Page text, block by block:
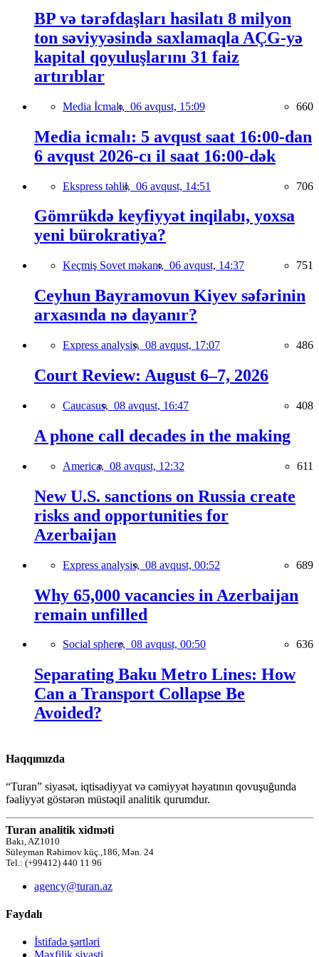
BP və tərəfdaşları hasilatı 8 milyon
ton səviyyəsində saxlamaqla AÇG-yə
kapital qoyuluşlarını 31 faiz
artırıblar
Media İcmalı, 06 avqust, 15:09 660
Media icmalı: 5 avqust saat 16:00-dan
6 avqust 2026-cı il saat 16:00-dək
Ekspress təhlil, 06 avqust, 14:51 706
Gömrükdə keyfiyyət inqilabı, yoxsa
yeni bürokratiya?
Keçmiş Sovet məkanı, 06 avqust, 14:37 751
Ceyhun Bayramovun Kiyev səfərinin
arxasında nə dayanır?
Express analysis, 08 avqust, 17:07 486
Court Review: August 6–7, 2026
Caucasus, 08 avqust, 16:47 408
A phone call decades in the making
America, 08 avqust, 12:32 611
New U.S. sanctions on Russia create
risks and opportunities for
Azerbaijan
Express analysis, 08 avqust, 00:52 689
Why 65,000 vacancies in Azerbaijan
remain unfilled
Social sphere, 08 avqust, 00:50 636
Separating Baku Metro Lines: How
Can a Transport Collapse Be
Avoided?
Haqqımızda
“Turan” siyasət, iqtisadiyyat və cəmiyyət həyatının qovuşuğunda
fəaliyyət göstərən müstəqil analitik qurumdur.
Turan analitik xidməti
Bakı, AZ1010
Süleyman Rəhimov küç.,186, Mən. 24
Tel.: (+99412) 440 11 96
agency@turan.az
Faydalı
İstifadə şərtləri